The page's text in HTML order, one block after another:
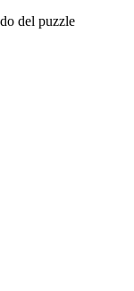
del puzzle